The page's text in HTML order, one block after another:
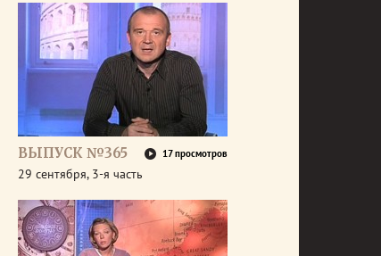
ВЫПУСК №365 17 просмотров
29 сентября, 3-я часть